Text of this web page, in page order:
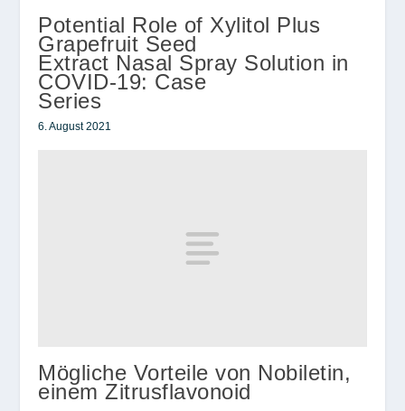
Potential Role of Xylitol Plus
Grapefruit Seed
Extract Nasal Spray Solution in
COVID-19: Case
Series
6. August 2021
Mögliche Vorteile von Nobiletin,
einem Zitrusflavonoid